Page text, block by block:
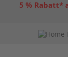
5 % Rabatt*